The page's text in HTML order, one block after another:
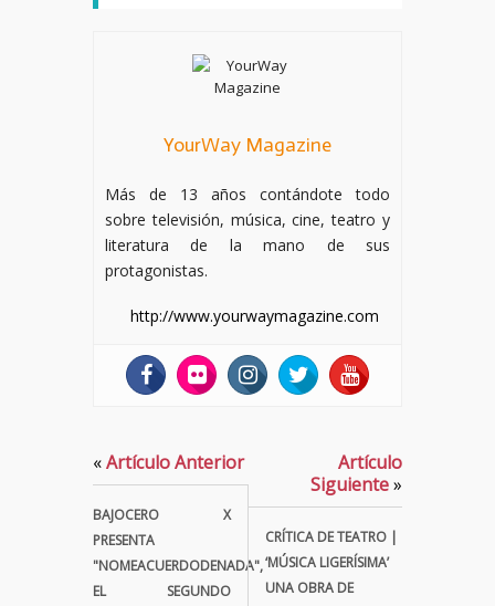
YourWay Magazine
Más de 13 años contándote todo
sobre televisión, música, cine, teatro y
literatura de la mano de sus
protagonistas.
http://www.yourwaymagazine.com
«Artículo Anterior
BAJOCERO X
PRESENTA
"NOMEACUERDODENADA",
EL SEGUNDO
Artículo
Siguiente»
CRÍTICA DE TEATRO |
‘MÚSICA LIGERÍSIMA’
UNA OBRA DE